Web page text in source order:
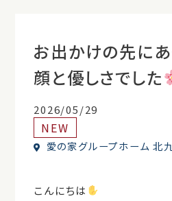
お出かけの先にあ
顔と優しさでした
2026/05/29
NEW
愛の家グループホーム 北
こんにちは